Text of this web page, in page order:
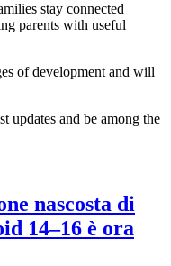
stay connected
parents with useful
of development and will
updates and be among the
nascosta di
14–16 è ora